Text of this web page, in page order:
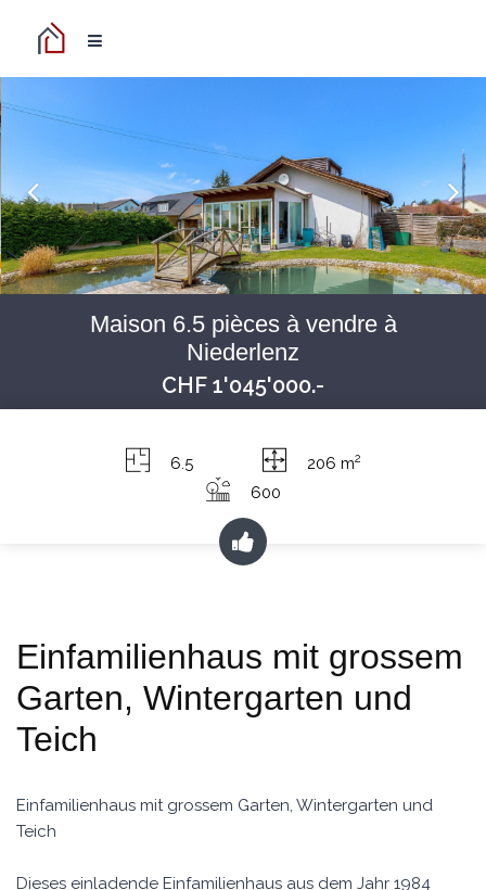
Maison 6.5 pièces à vendre à
Niederlenz
CHF 1'045'000.-
6.5 206 m2
600
Einfamilienhaus mit grossem
Garten, Wintergarten und
Teich
Einfamilienhaus mit grossem Garten, Wintergarten und
Teich
Dieses einladende Einfamilienhaus aus dem Jahr 1984